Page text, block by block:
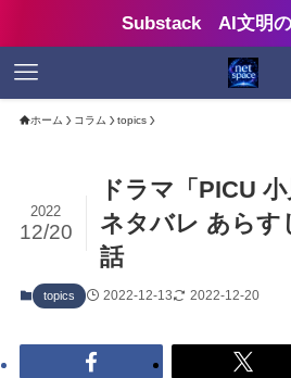
Substack AI文明
ホーム コラム topics
ドラマ「PICU
ネタバレ あらす
話
2022
12/20
topics 2022-12-13 2022-12-20